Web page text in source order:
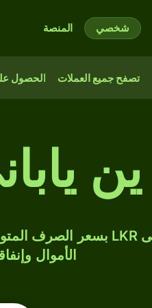
شخصي المنصة
تصفح جميع العملات الحصول
ين
الأموال